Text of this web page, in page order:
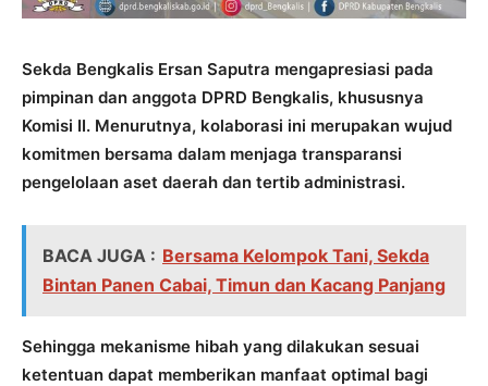
Sekda Bengkalis Ersan Saputra mengapresiasi pada
pimpinan dan anggota DPRD Bengkalis, khususnya
Komisi II. Menurutnya, kolaborasi ini merupakan wujud
komitmen bersama dalam menjaga transparansi
pengelolaan aset daerah dan tertib administrasi.
BACA JUGA : Bersama Kelompok Tani, Sekda
Bintan Panen Cabai, Timun dan Kacang Panjang
Sehingga mekanisme hibah yang dilakukan sesuai
ketentuan dapat memberikan manfaat optimal bagi